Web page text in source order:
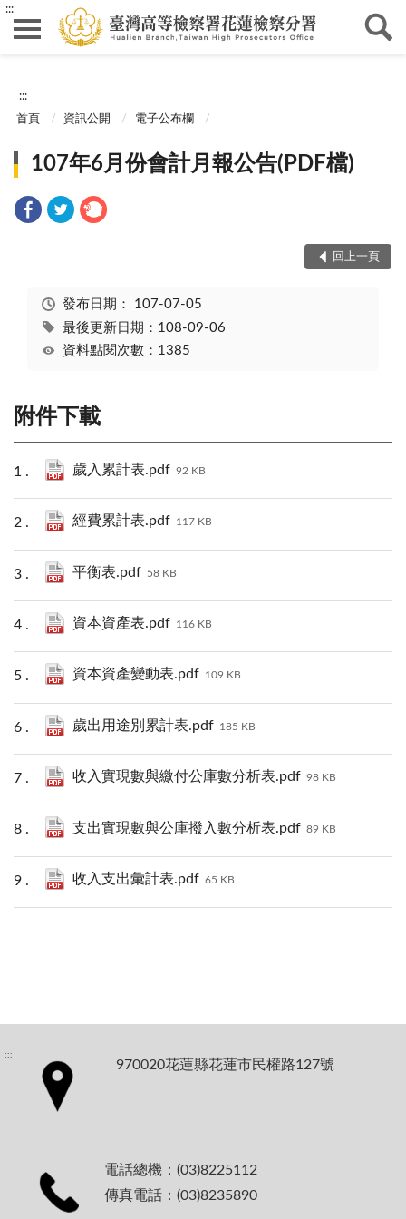
:::
:::
首頁 資訊公開 電子公布欄
107年6月份會計月報公告(PDF檔)
回上一頁
發布日期： 107-07-05
最後更新日期：108-09-06
資料點閱次數：1385
附件下載
歲入累計表.pdf 92 KB
經費累計表.pdf 117 KB
平衡表.pdf 58 KB
資本資產表.pdf 116 KB
資本資產變動表.pdf 109 KB
歲出用途別累計表.pdf 185 KB
收入實現數與繳付公庫數分析表.pdf 98 KB
支出實現數與公庫撥入數分析表.pdf 89 KB
收入支出彙計表.pdf 65 KB
:::
970020花蓮縣花蓮市民權路127號
電話總機：(03)8225112
傳真電話：(03)8235890